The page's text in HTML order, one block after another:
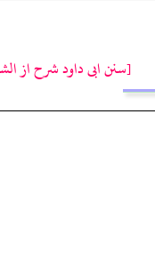
[سنن ابی داود شرح از